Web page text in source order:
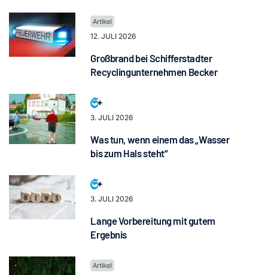
12. JULI 2026
Großbrand bei Schifferstadter
Recyclingunternehmen Becker
3. JULI 2026
Was tun, wenn einem das „Wasser
bis zum Hals steht“
3. JULI 2026
Lange Vorbereitung mit gutem
Ergebnis